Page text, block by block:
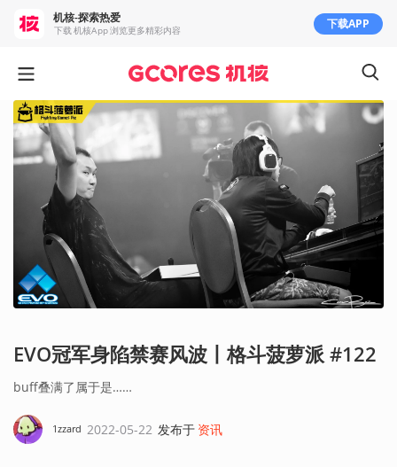
EVO冠军身陷禁赛风波丨格斗菠萝派 #122
buff叠满了属于是……
1zzard 2022-05-22 发布于 资讯
机核-探索热爱
下载 机核App 浏览更多精彩内容 下载APP